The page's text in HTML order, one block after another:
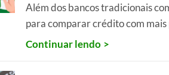
Além dos bancos tradicionais
para comparar crédito com
Continuar lendo